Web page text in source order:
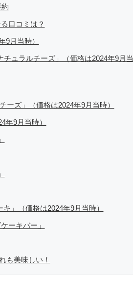
口コミは？
9月当時）
ュラルチーズ」（価格は2024年9月当
ズ」（価格は2024年9月当時）
年9月当時）
」（価格は2024年9月当時）
ーキバー」
も美味しい！